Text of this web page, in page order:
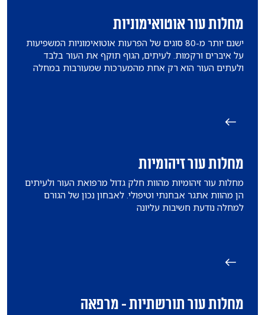
מחלות עור אוטואימוניות
ישנם יותר מ-80 סוגים של הפרעות אוטואימוניות המשפיעות
על איברים ורקמות. לעיתים, הגוף תוקף את העור בלבד
ולעתים העור הוא רק אחת מהמערכות שמעורבות במחלה
מחלות עור זיהומיות
מחלות עור זיהומיות מהוות חלק גדול מרפואת העור ולעיתים
הן מהוות אתגר אבחנתי וטיפולי. לאבחון נכון של הגורם
למחלה נודעת חשיבות עליונה
מחלות עור תורשתיות - מרפאה